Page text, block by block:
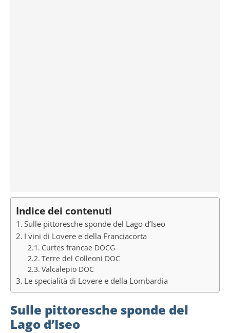
Indice dei contenuti
Sulle pittoresche sponde del Lago d’Iseo
I vini di Lovere e della Franciacorta
Curtes francae DOCG
Terre del Colleoni DOC
Valcalepio DOC
Le specialità di Lovere e della Lombardia
Sulle pittoresche sponde del
Lago d’Iseo